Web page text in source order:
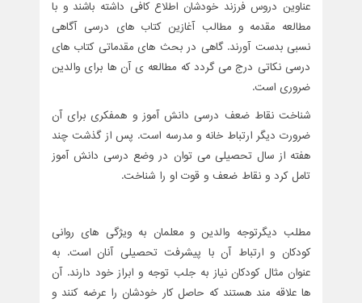
عناوین دروس فرزند خودشان اطلاع کافی داشته باشند و با
مطالعه مقدمه و مطالب آغازین کتاب های درسی آگاهی
نسبی بدست آورند. گاهی در بحث های مقدماتی کتاب های
درسی نکاتی درج می گردد که مطالعه ی آن ها برای والدین
ضروری است.
شناخت نقاط ضعف درسی دانش آموز و همفکری برای آن
ضرورت دیگر ارتباط خانه و مدرسه است. پس از گذشت چند
هفته از سال تحصیلی می توان در وضع درسی دانش آموز
تامل کرد و نقاط ضعف و قوت او را شناخت.
مطلب دیگرتوجه والدین و معلمان به ویژگی های روانی
کودکان و ارتباط آن با پیشرفت تحصیلی آنان است. به
عنوان مثال کودکان نیاز به جلب توجه و ابراز خود دارند. آن
ها علاقه مند هستند که حاصل کار خودشان را عرضه کنند و